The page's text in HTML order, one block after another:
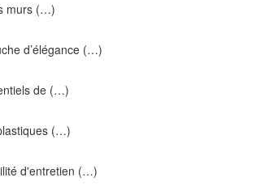
murs (…)
d’élégance (…)
de (…)
(…)
d'entretien (…)